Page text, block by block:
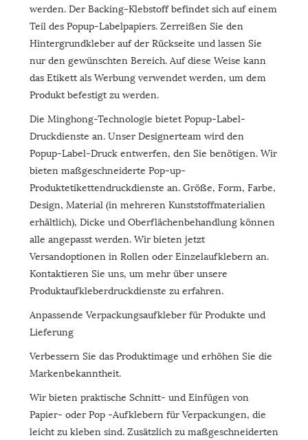
werden. Der Backing-Klebstoff befindet sich auf einem
Teil des Popup-Labelpapiers. Zerreißen Sie den
Hintergrundkleber auf der Rückseite und lassen Sie
nur den gewünschten Bereich. Auf diese Weise kann
das Etikett als Werbung verwendet werden, um dem
Produkt befestigt zu werden.
Die Minghong-Technologie bietet Popup-Label-
Druckdienste an. Unser Designerteam wird den
Popup-Label-Druck entwerfen, den Sie benötigen. Wir
bieten maßgeschneiderte Pop-up-
Produktetikettendruckdienste an. Größe, Form, Farbe,
Design, Material (in mehreren Kunststoffmaterialien
erhältlich), Dicke und Oberflächenbehandlung können
alle angepasst werden. Wir bieten jetzt
Versandoptionen in Rollen oder Einzelaufklebern an.
Kontaktieren Sie uns, um mehr über unsere
Produktaufkleberdruckdienste zu erfahren.
Anpassende Verpackungsaufkleber für Produkte und
Lieferung
Verbessern Sie das Produktimage und erhöhen Sie die
Markenbekanntheit.
Wir bieten praktische Schnitt- und Einfügen von
Papier- oder Pop -Aufklebern für Verpackungen, die
leicht zu kleben sind. Zusätzlich zu maßgeschneiderten